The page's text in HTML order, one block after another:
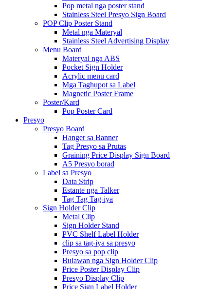
Pop metal nga poster stand
Stainless Steel Presyo Sign Board
POP Clip Poster Stand
Metal nga Materyal
Stainless Steel Advertising Display
Menu Board
Materyal nga ABS
Pocket Sign Holder
Acrylic menu card
Mga Taghupot sa Label
Magnetic Poster Frame
Poster/Kard
Pop Poster Card
Presyo
Presyo Board
Hanger sa Banner
Tag Presyo sa Prutas
Graining Price Display Sign Board
A5 Presyo borad
Label sa Presyo
Data Strip
Estante nga Talker
Tag Tag Tag-iya
Sign Holder Clip
Metal Clip
Sign Holder Stand
PVC Shelf Label Holder
clip sa tag-iya sa presyo
Presyo sa pop clip
Bulawan nga Sign Holder Clip
Price Poster Display Clip
Presyo Display Clip
Price Sign Label Holder